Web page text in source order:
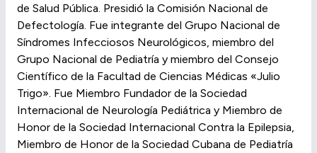
de Salud Pública. Presidió la Comisión Nacional de
Defectología. Fue integrante del Grupo Nacional de
Síndromes Infecciosos Neurológicos, miembro del
Grupo Nacional de Pediatría y miembro del Consejo
Científico de la Facultad de Ciencias Médicas «Julio
Trigo». Fue Miembro Fundador de la Sociedad
Internacional de Neurología Pediátrica y Miembro de
Honor de la Sociedad Internacional Contra la Epilepsia,
Miembro de Honor de la Sociedad Cubana de Pediatría